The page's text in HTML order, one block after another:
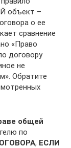
объект –
о ее
сравнение
«Право
договору
не
Обратите
общей
по
, ЕСЛИ